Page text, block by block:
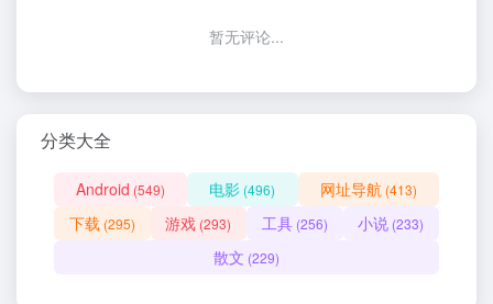
暂无评论...
分类大全
Android (549) 电影 (496) 网址导航 (413)
下载 (295) 游戏 (293) 工具(256) 小说 (233)
散文 (229)